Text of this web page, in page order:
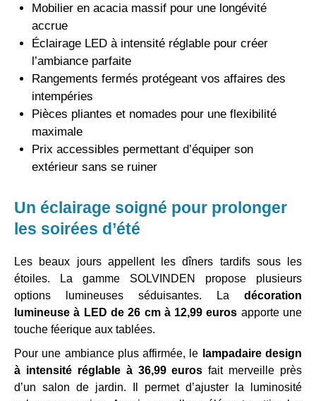
Mobilier en acacia massif pour une longévité
accrue
Éclairage LED à intensité réglable pour créer
l’ambiance parfaite
Rangements fermés protégeant vos affaires des
intempéries
Pièces pliantes et nomades pour une flexibilité
maximale
Prix accessibles permettant d’équiper son
extérieur sans se ruiner
Un éclairage soigné pour prolonger
les soirées d’été
Les beaux jours appellent les dîners tardifs sous les
étoiles. La gamme SOLVINDEN propose plusieurs
options lumineuses séduisantes. La décoration
lumineuse à LED de 26 cm à 12,99 euros apporte une
touche féerique aux tablées.
Pour une ambiance plus affirmée, le lampadaire design
à intensité réglable à 36,99 euros fait merveille près
d’un salon de jardin. Il permet d’ajuster la luminosité